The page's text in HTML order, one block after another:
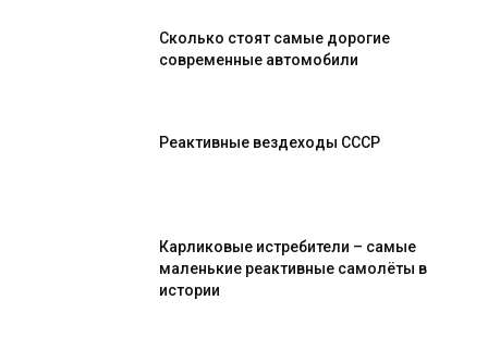
Сколько стоят самые дорогие
современные автомобили
Реактивные вездеходы СССР
Карликовые истребители – самые
маленькие реактивные самолёты в
истории